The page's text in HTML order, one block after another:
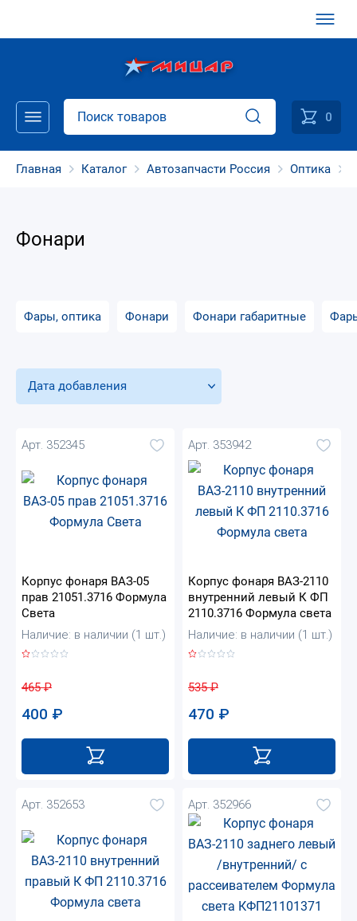
0
Главная Каталог Автозапчасти Россия Оптика
Фонари
Фары, оптика Фонари Фонари габаритные
Дата добавления
Арт. 352345
Корпус фонаря ВАЗ-05
прав 21051.3716 Формула
Света
Наличие: в наличии (1 шт.)
465₽
400 ₽
Арт. 353942
Корпус фонаря ВАЗ-2110
внутренний левый К ФП
2110.3716 Формула света
Наличие: в наличии (1 шт.)
535₽
470 ₽
Арт. 352653 Арт. 352966